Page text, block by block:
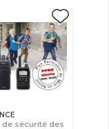
sécurité des